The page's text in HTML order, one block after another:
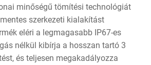
minőségű tömítési technológiát
szerkezeti kialakítást
eléri a legmagasabb IP67-es
nélkül kibírja a hosszan tartó 3
és teljesen megakadályozza